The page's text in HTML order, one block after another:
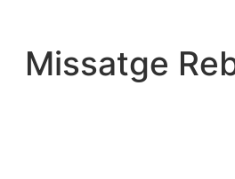
contingut
Missatge